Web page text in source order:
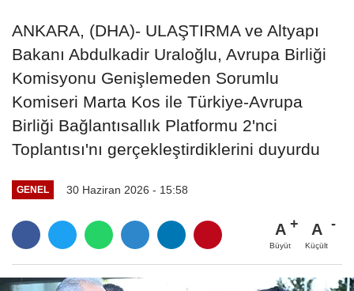
ANKARA, (DHA)- ULAŞTIRMA ve Altyapı
Bakanı Abdulkadir Uraloğlu, Avrupa Birliği
Komisyonu Genişlemeden Sorumlu
Komiseri Marta Kos ile Türkiye-Avrupa
Birliği Bağlantısallık Platformu 2'nci
Toplantısı'nı gerçekleştirdiklerini duyurdu
GENEL 30 Haziran 2026 - 15:58
A
Büyüt
A
Küçült